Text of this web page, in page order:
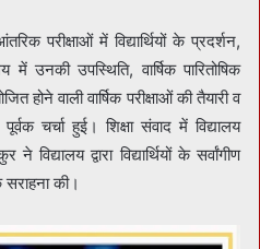
परीक्षाओं में विद्यार्थियों के प्रदर्शन,
में उनकी उपस्थिति, वार्षिक पारितोषिक
होने वाली वार्षिक परीक्षाओं की तैयारी व
चर्चा हुई। शिक्षा संवाद में विद्यालय
द्वारा विद्यार्थियों के सर्वांगीण
की।